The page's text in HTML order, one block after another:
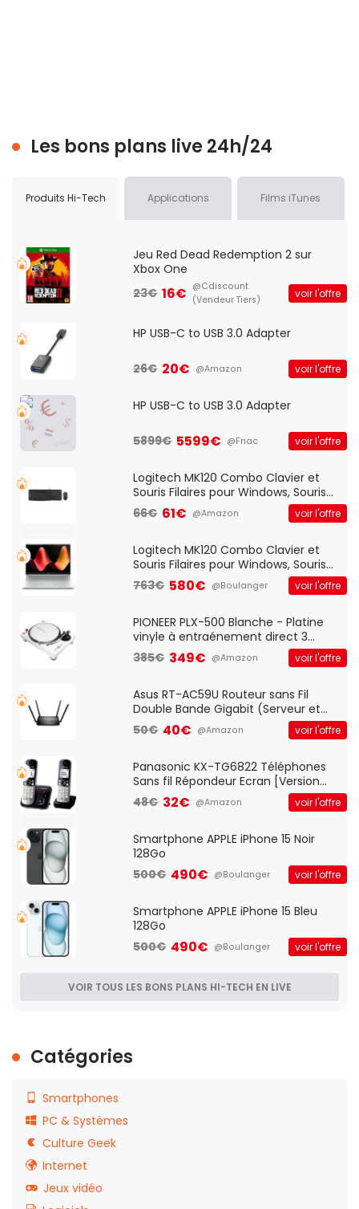
Les bons plans live 24h/24
Produits Hi-Tech Applications Films iTunes
Jeu Red Dead Redemption 2 sur
Xbox One
23€ 16€ @Cdiscount
(Vendeur Tiers)
voir l'offre
HP USB-C to USB 3.0 Adapter
26€ 20€ @Amazon voir l'offre
HP USB-C to USB 3.0 Adapter
5899€ 5599€ @Fnac voir l'offre
Logitech MK120 Combo Clavier et
Souris Filaires pour Windows, Souris
Optique Filaire, Connexion USB Plug
And Play, Confortable, Taille
QWERTY UK - Noir
66€ 61€ @Amazon voir l'offre
Logitech MK120 Combo Clavier et
Souris Filaires pour Windows, Souris
Optique Filaire, Connexion USB Plug
And Play, Confortable, Taille
QWERTY UK - Noir
763€ 580€ @Boulanger voir l'offre
PIONEER PLX-500 Blanche - Platine
vinyle à entraénement direct 3
vitesses (33-45-78 trs/min) avec
pre-ampli intégré et port USB
385€ 349€ @Amazon voir l'offre
Asus RT-AC59U Routeur sans Fil
Double Bande Gigabit (Serveur et
Client VPN, Triple Vlan, Mode Point
d'accès et Bridge, contrôle Parental,
50€ 40€ @Amazon voir l'offre
Panasonic KX-TG6822 Téléphones
Sans fil Répondeur Ecran [Version
Française]
48€ 32€ @Amazon voir l'offre
Smartphone APPLE iPhone 15 Noir
128Go
500€ 490€ @Boulanger voir l'offre
Smartphone APPLE iPhone 15 Bleu
128Go
500€ 490€ @Boulanger voir l'offre
VOIR TOUS LES BONS PLANS HI-TECH EN LIVE
Catégories
Smartphones
PC & Systèmes
Culture Geek
Internet
Jeux vidéo